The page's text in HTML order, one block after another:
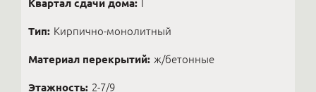
Квартал сдачи дома: I
Тип: Кирпично-монолитный
Материал перекрытий: ж/бетонные
Этажность: 2-7/9